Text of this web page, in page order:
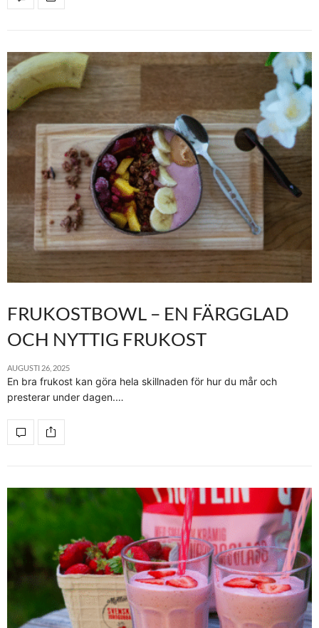
FRUKOSTBOWL – EN FÄRGGLAD
OCH NYTTIG FRUKOST
AUGUSTI 26, 2025
En bra frukost kan göra hela skillnaden för hur du mår och
presterar under dagen.…